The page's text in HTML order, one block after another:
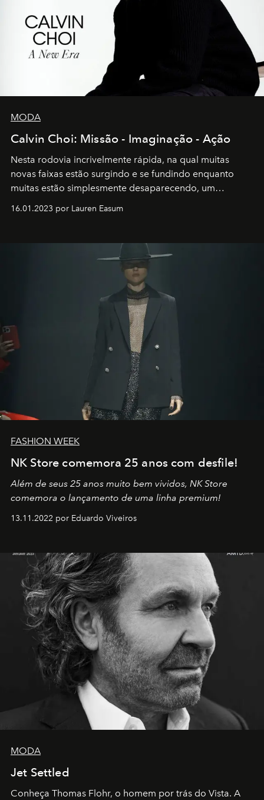
MODA
Calvin Choi: Missão - Imaginação - Ação
Nesta rodovia incrivelmente rápida, na qual muitas
novas faixas estão surgindo e se fundindo enquanto
muitas estão simplesmente desaparecendo, um
transportador AMTD abrindo caminho para muitos
por propósitos, com um claro senso de missão na vida e
16.01.2023 por Lauren Easum
FASHION WEEK
NK Store comemora 25 anos com desfile!
Além de seus 25 anos muito bem vividos, NK Store
comemora o lançamento de uma linha premium!
13.11.2022 por Eduardo Viveiros
MODA
Jet Settled
Conheça Thomas Flohr, o homem por trás do Vista. A